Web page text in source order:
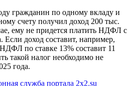
гражданин по одному вкладу и
счету получил доход 200 тыс.
ему не придется платить НДФЛ с
Если доход составит, например,
по ставке 13% составит 11
такой налог необходимо не
года.
служба портала 2x2.su